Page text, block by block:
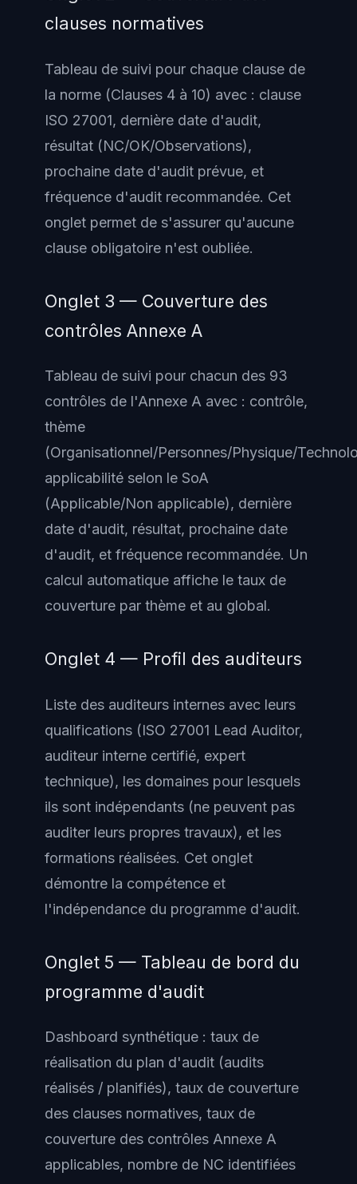
clauses normatives
Tableau de suivi pour chaque clause de
la norme (Clauses 4 à 10) avec : clause
ISO 27001, dernière date d'audit,
résultat (NC/OK/Observations),
prochaine date d'audit prévue, et
fréquence d'audit recommandée. Cet
onglet permet de s'assurer qu'aucune
clause obligatoire n'est oubliée.
Onglet 3 — Couverture des
contrôles Annexe A
Tableau de suivi pour chacun des 93
contrôles de l'Annexe A avec : contrôle,
thème
(Organisationnel/Personnes/Physique/
applicabilité selon le SoA
(Applicable/Non applicable), dernière
date d'audit, résultat, prochaine date
d'audit, et fréquence recommandée. Un
calcul automatique affiche le taux de
couverture par thème et au global.
Onglet 4 — Profil des auditeurs
Liste des auditeurs internes avec leurs
qualifications (ISO 27001 Lead Auditor,
auditeur interne certifié, expert
technique), les domaines pour lesquels
ils sont indépendants (ne peuvent pas
auditer leurs propres travaux), et les
formations réalisées. Cet onglet
démontre la compétence et
l'indépendance du programme d'audit.
Onglet 5 — Tableau de bord du
programme d'audit
Dashboard synthétique : taux de
réalisation du plan d'audit (audits
réalisés / planifiés), taux de couverture
des clauses normatives, taux de
couverture des contrôles Annexe A
applicables, nombre de NC identifiées